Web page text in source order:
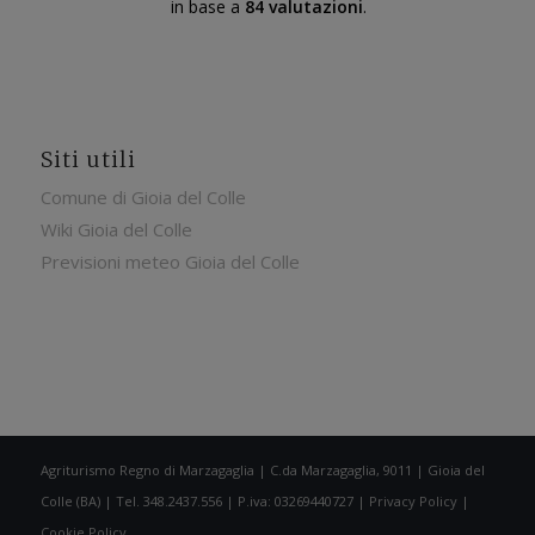
di provare questo agriturismo.
in base a 84 valutazioni.
Siti utili
Comune di Gioia del Colle
Wiki Gioia del Colle
Previsioni meteo Gioia del Colle
Agriturismo Regno di Marzagaglia | C.da Marzagaglia, 9011 | Gioia del
Colle (BA) | Tel. 348.2437.556 | P.iva: 03269440727 | Privacy Policy |